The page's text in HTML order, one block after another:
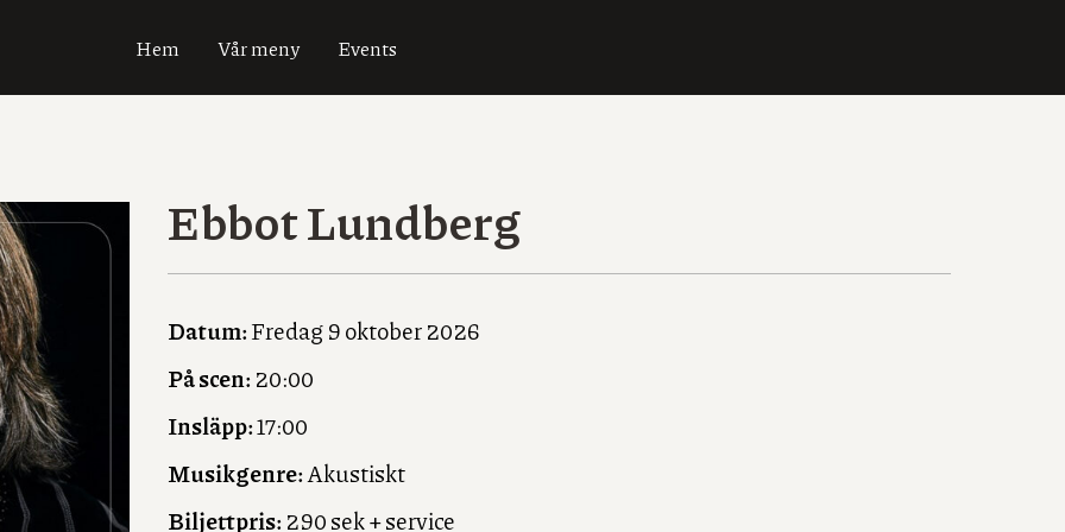
Hem Vår meny Events
Ebbot Lundberg
Datum:Fredag 9 oktober 2026
På scen:20:00
Insläpp:17:00
Musikgenre:Akustiskt
Biljettpris:290 sek + service